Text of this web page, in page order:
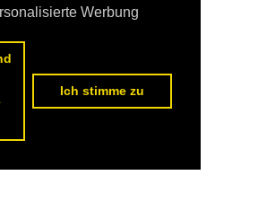
Werbung
Ich stimme zu